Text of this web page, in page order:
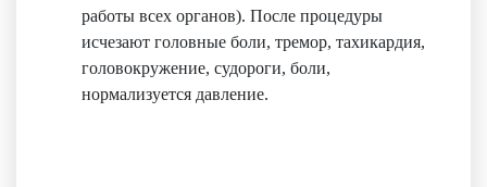
работы всех органов). После процедуры
исчезают головные боли, тремор, тахикардия,
головокружение, судороги, боли,
нормализуется давление.